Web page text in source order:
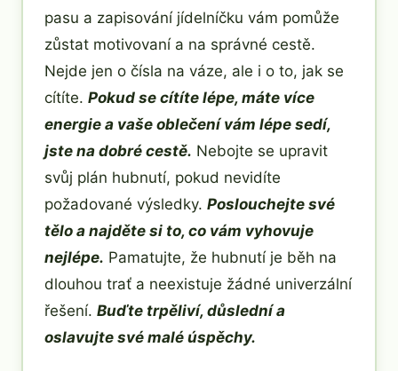
pasu a zapisování jídelníčku vám pomůže
zůstat motivovaní a na správné cestě.
Nejde jen o čísla na váze, ale i o to, jak se
cítíte. Pokud se cítíte lépe, máte více
energie a vaše oblečení vám lépe sedí,
jste na dobré cestě. Nebojte se upravit
svůj plán hubnutí, pokud nevidíte
požadované výsledky. Poslouchejte své
tělo a najděte si to, co vám vyhovuje
nejlépe. Pamatujte, že hubnutí je běh na
dlouhou trať a neexistuje žádné univerzální
řešení. Buďte trpěliví, důslední a
oslavujte své malé úspěchy.